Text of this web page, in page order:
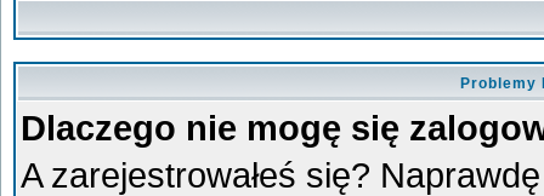
Problemy
Dlaczego nie mogę się
A zarejestrowałeś się?